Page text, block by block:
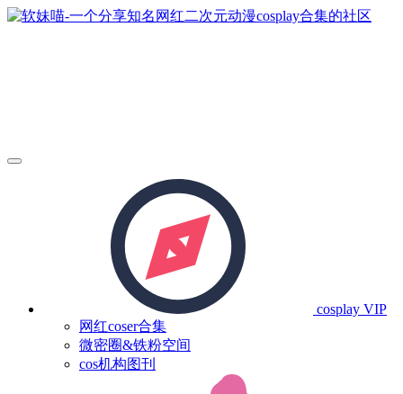
cosplay VIP
网红coser合集
微密圈&铁粉空间
cos机构图刊